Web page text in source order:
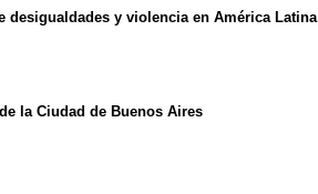
desigualdades y violencia en América Latina
de la Ciudad de Buenos Aires